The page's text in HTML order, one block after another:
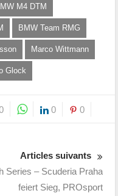
M4 DTM
BMW Team RMG
Marco Wittmann
Glock
0 0
Articles suivants
Series – Scuderia Praha
feiert Sieg, PROsport